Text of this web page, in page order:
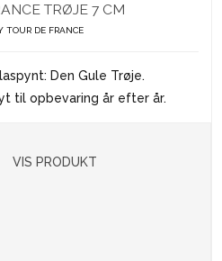
TRØJE 7 CM
TOUR DE FRANCE
Den Gule Trøje.
til opbevaring år efter år.
VIS PRODUKT